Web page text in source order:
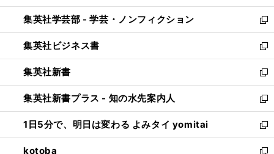
開
く
ウ
で
開
く
ン
ド
ウ
で
開
く
ウ
ィ
ン
ド
ウ
で
開
く
集英社学芸部 - 学芸・ノンフィクション
新
し
い
ウ
ィ
ン
ド
ウ
で
開
く
集英社ビジネス書
新
し
い
ウ
ィ
ン
ド
ウ
で
集英社新書
新
し
い
ウ
ィ
ン
ド
集英社新書プラス - 知の水先案内人
新
し
い
ウ
1日5分で、明日は変わる よみタイ yomitai
新
し
kotoba